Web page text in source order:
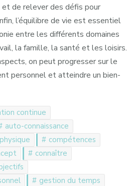
de relever des défis pour
l’équilibre de vie est essentiel
entre les différents domaines
la famille, la santé et les loisirs.
on peut progresser sur le
personnel et atteindre un bien-
continue
auto-connaissance
compétences
connaître
gestion du temps